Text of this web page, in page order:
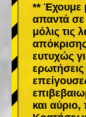
** Έχουμε
απαντά σε
μόλις τις
ευτυχώς
και